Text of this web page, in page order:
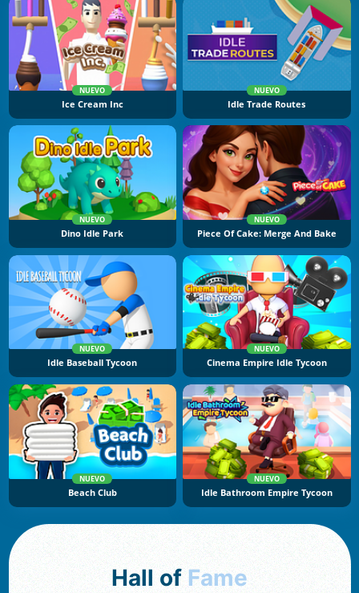
NUEVO
Ice Cream Inc
NUEVO
Idle Trade Routes
NUEVO
Dino Idle Park
NUEVO
Piece Of Cake: Merge And Bake
NUEVO
Idle Baseball Tycoon
NUEVO
Cinema Empire Idle Tycoon
NUEVO
Beach Club
NUEVO
Idle Bathroom Empire Tycoon
Hall of Fame